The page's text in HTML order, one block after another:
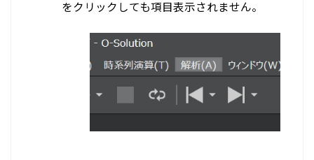
をクリックしても項目表示されません。